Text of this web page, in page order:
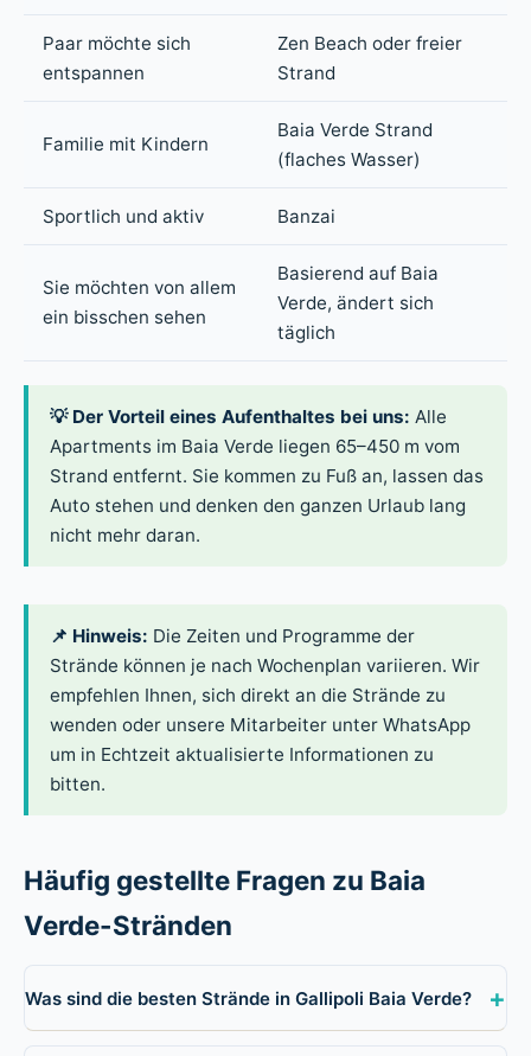
Paar möchte sich
entspannen
Zen Beach oder freier
Strand
Familie mit Kindern
Baia Verde Strand
(flaches Wasser)
Sportlich und aktiv Banzai
Sie möchten von allem
ein bisschen sehen
Basierend auf Baia
Verde, ändert sich
täglich
💡 Der Vorteil eines Aufenthaltes bei uns: Alle
Apartments im Baia Verde liegen 65–450 m vom
Strand entfernt. Sie kommen zu Fuß an, lassen das
Auto stehen und denken den ganzen Urlaub lang
nicht mehr daran.
📌 Hinweis: Die Zeiten und Programme der
Strände können je nach Wochenplan variieren. Wir
empfehlen Ihnen, sich direkt an die Strände zu
wenden oder unsere Mitarbeiter unter WhatsApp
um in Echtzeit aktualisierte Informationen zu
bitten.
Häufig gestellte Fragen zu Baia
Verde-Stränden
Was sind die besten Strände in Gallipoli Baia Verde? +